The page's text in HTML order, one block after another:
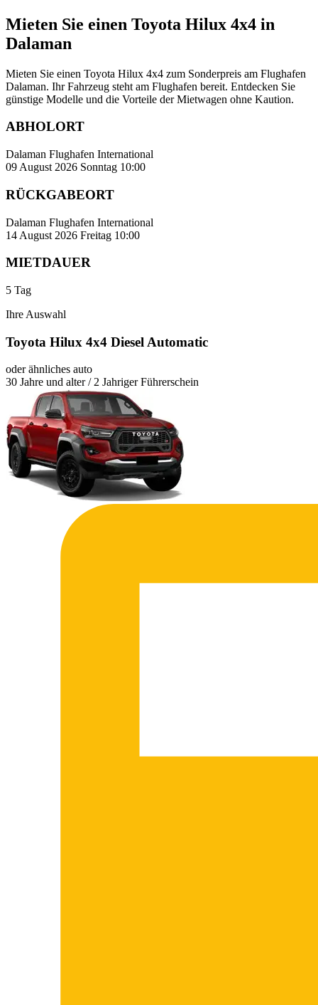
Mieten Sie einen Toyota Hilux 4x4 in
Dalaman
Mieten Sie einen Toyota Hilux 4x4 zum Sonderpreis am Flughafen
Dalaman. Ihr Fahrzeug steht am Flughafen bereit. Entdecken Sie
günstige Modelle und die Vorteile der Mietwagen ohne Kaution.
ABHOLORT
Dalaman Flughafen International
09 August 2026 Sonntag 10:00
RÜCKGABEORT
Dalaman Flughafen International
14 August 2026 Freitag 10:00
MIETDAUER
5 Tag
Ihre Auswahl
Toyota Hilux 4x4 Diesel Automatic
oder ähnliches auto
30 Jahre und alter / 2 Jahriger Führerschein